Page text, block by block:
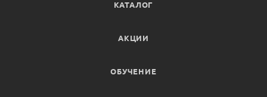
КАТАЛОГ
АКЦИИ
ОБУЧЕНИЕ